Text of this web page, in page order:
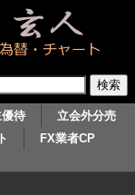
待
立会外分売
FX業者CP